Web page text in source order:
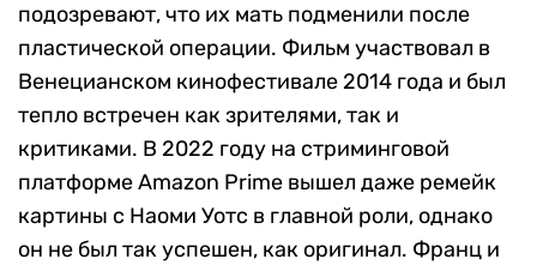
подозревают, что их мать подменили после
пластической операции. Фильм участвовал в
Венецианском кинофестивале 2014 года и был
тепло встречен как зрителями, так и
критиками. В 2022 году на стриминговой
платформе Amazon Prime вышел даже ремейк
картины с Наоми Уотс в главной роли, однако
он не был так успешен, как оригинал. Франц и